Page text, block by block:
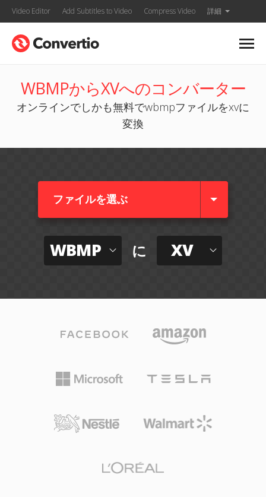
Video Editor Add Subtitles to Video Compress Video 詳細
WBMPからXVへのコンバーター
オンラインでしかも無料でwbmpファイルをxvに
変換
ファイルを選ぶ
WBMP に XV